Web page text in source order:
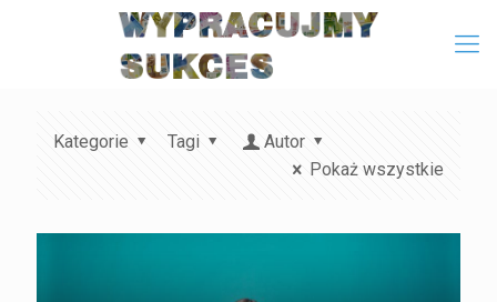
Kategorie Tagi
Autor
Pokaż wszystkie